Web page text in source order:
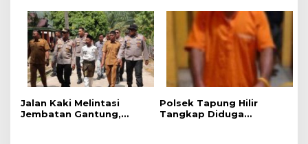
Lahan PT Yutani Suadiri
Sambut HUT RI dan HUT
Provinsi Riau
Jalan Kaki Melintasi
Jembatan Gantung,
Polsek Tapung Hilir
Tangkap Diduga